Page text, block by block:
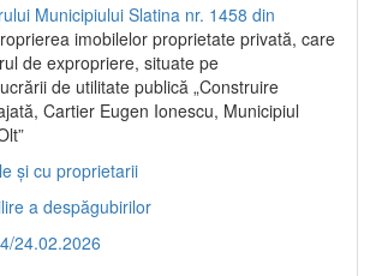
Municipiului Slatina nr. 1458 din
imobilelor proprietate privată, care
de expropriere, situate pe
de utilitate publică „Construire
Cartier Eugen Ionescu, Municipiul
și cu proprietarii
a despăgubirilor
24.02.2026